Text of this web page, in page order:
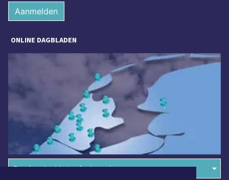
Aanmelden
ONLINE DAGBLADEN
Overige dagbladen in de regio